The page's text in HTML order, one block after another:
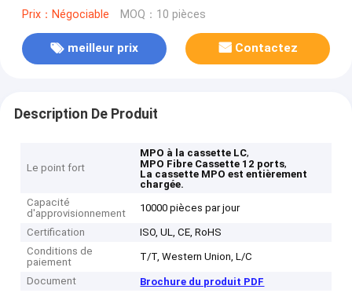
Prix：Négociable MOQ：10 pièces
meilleur prix Contactez
Description De Produit
Le point fort
MPO à la cassette LC,
MPO Fibre Cassette 12 ports,
La cassette MPO est entièrement
chargée.
Capacité
d'approvisionnement
10000 pièces par jour
Certification
ISO, UL, CE, RoHS
Conditions de
paiement
T/T, Western Union, L/C
Document
Brochure du produit PDF